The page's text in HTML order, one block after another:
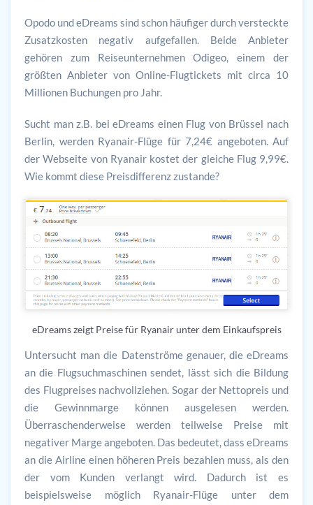
Opodo und eDreams sind schon häufiger durch versteckte
Zusatzkosten negativ aufgefallen. Beide Anbieter
gehören zum Reiseunternehmen Odigeo, einem der
größten Anbieter von Online-Flugtickets mit circa 10
Millionen Buchungen pro Jahr.
Sucht man z.B. bei eDreams einen Flug von Brüssel nach
Berlin, werden Ryanair-Flüge für 7,24€ angeboten. Auf
der Webseite von Ryanair kostet der gleiche Flug 9,99€.
Wie kommt diese Preisdifferenz zustande?
eDreams zeigt Preise für Ryanair unter dem Einkaufspreis
Untersucht man die Datenströme genauer, die eDreams
an die Flugsuchmaschinen sendet, lässt sich die Bildung
des Flugpreises nachvollziehen. Sogar der Nettopreis und
die Gewinnmarge können ausgelesen werden.
Überraschenderweise werden teilweise Preise mit
negativer Marge angeboten. Das bedeutet, dass eDreams
an die Airline einen höheren Preis bezahlen muss, als den
der vom Kunden verlangt wird. Dadurch ist es
beispielsweise möglich Ryanair-Flüge unter dem